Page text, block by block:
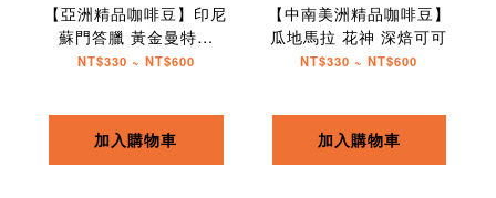
【亞洲精品咖啡豆】印尼
蘇門答臘 黃金曼特寧
AAA
NT$330 ~ NT$600
加入購物車
【中南美洲精品咖啡豆】
瓜地馬拉 花神 深焙可可
NT$330 ~ NT$600
加入購物車